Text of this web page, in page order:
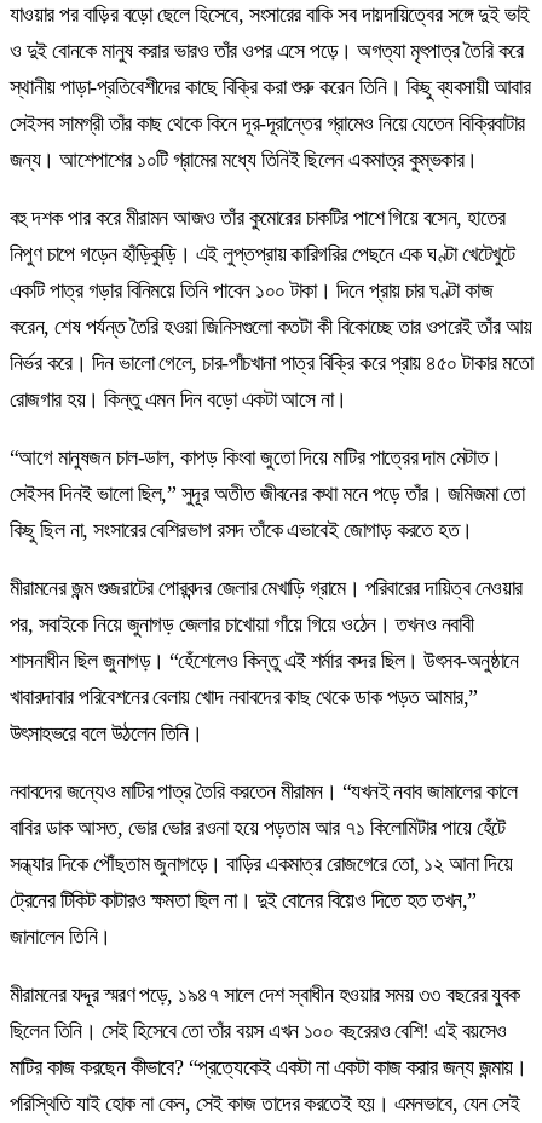
যাওয়ার পর বাড়ির বড়ো ছেলে হিসেবে, সংসারের বাকি সব দায়দায়িত্বের সঙ্গে দুই ভাই
ও দুই বোনকে মানুষ করার ভারও তাঁর ওপর এসে পড়ে। অগত্যা মৃৎপাত্র তৈরি করে
স্থানীয় পাড়া-প্রতিবেশীদের কাছে বিক্রি করা শুরু করেন তিনি। কিছু ব্যবসায়ী আবার
সেইসব সামগ্রী তাঁর কাছ থেকে কিনে দূর-দূরান্তের গ্রামেও নিয়ে যেতেন বিক্রিবাটার
জন্য। আশেপাশের ১০টি গ্রামের মধ্যে তিনিই ছিলেন একমাত্র কুম্ভকার।
বহু দশক পার করে মীরামন আজও তাঁর কুমোরের চাকটির পাশে গিয়ে বসেন, হাতের
নিপুণ চাপে গড়েন হাঁড়িকুড়ি। এই লুপ্তপ্রায় কারিগরির পেছনে এক ঘণ্টা খেটেখুটে
একটি পাত্র গড়ার বিনিময়ে তিনি পাবেন ১০০ টাকা। দিনে প্রায় চার ঘণ্টা কাজ
করেন, শেষ পর্যন্ত তৈরি হওয়া জিনিসগুলো কতটা কী বিকোচ্ছে তার ওপরেই তাঁর আয়
নির্ভর করে। দিন ভালো গেলে, চার-পাঁচখানা পাত্র বিক্রি করে প্রায় ৪৫০ টাকার মতো
রোজগার হয়। কিন্তু এমন দিন বড়ো একটা আসে না।
“আগে মানুষজন চাল-ডাল, কাপড় কিংবা জুতো দিয়ে মাটির পাত্রের দাম মেটাত।
সেইসব দিনই ভালো ছিল,” সুদূর অতীত জীবনের কথা মনে পড়ে তাঁর। জমিজমা তো
কিছু ছিল না, সংসারের বেশিরভাগ রসদ তাঁকে এভাবেই জোগাড় করতে হত।
মীরামনের জন্ম গুজরাটের পোরবন্দর জেলার মেখাড়ি গ্রামে। পরিবারের দায়িত্ব নেওয়ার
পর, সবাইকে নিয়ে জুনাগড় জেলার চাখোয়া গাঁয়ে গিয়ে ওঠেন। তখনও নবাবী
শাসনাধীন ছিল জুনাগড়। “হেঁশেলেও কিন্তু এই শর্মার কদর ছিল। উৎসব-অনুষ্ঠানে
খাবারদাবার পরিবেশনের বেলায় খোদ নবাবদের কাছ থেকে ডাক পড়ত আমার,”
উৎসাহভরে বলে উঠলেন তিনি।
নবাবদের জন্যেও মাটির পাত্র তৈরি করতেন মীরামন। “যখনই নবাব জামালের কালে
বাবির ডাক আসত, ভোর ভোর রওনা হয়ে পড়তাম আর ৭১ কিলোমিটার পায়ে হেঁটে
সন্ধ্যার দিকে পৌঁছতাম জুনাগড়ে। বাড়ির একমাত্র রোজগেরে তো, ১২ আনা দিয়ে
ট্রেনের টিকিট কাটারও ক্ষমতা ছিল না। দুই বোনের বিয়েও দিতে হত তখন,”
জানালেন তিনি।
মীরামনের যদ্দূর স্মরণ পড়ে, ১৯৪৭ সালে দেশ স্বাধীন হওয়ার সময় ৩৩ বছরের যুবক
ছিলেন তিনি। সেই হিসেবে তো তাঁর বয়স এখন ১০০ বছরেরও বেশি! এই বয়সেও
মাটির কাজ করছেন কীভাবে? “প্রত্যেকেই একটা না একটা কাজ করার জন্য জন্মায়।
পরিস্থিতি যাই হোক না কেন, সেই কাজ তাদের করতেই হয়। এমনভাবে, যেন সেই